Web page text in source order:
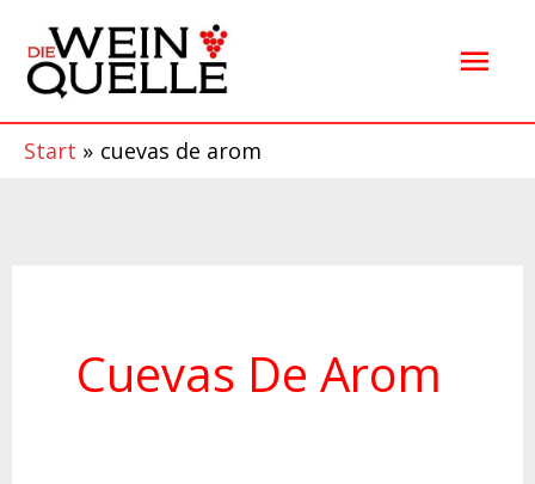
Inhalt
springen
Start cuevas de arom
Cuevas De Arom